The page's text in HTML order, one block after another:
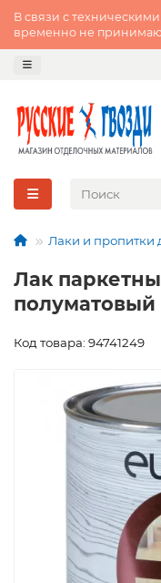
В связи с
временно не
Лаки и пропитки
Лак
Код товара: 94741249